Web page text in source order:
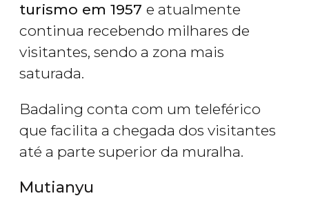
turismo em 1957 e atualmente
continua recebendo milhares de
visitantes, sendo a zona mais
saturada.
Badaling conta com um teleférico
que facilita a chegada dos visitantes
até a parte superior da muralha.
Mutianyu